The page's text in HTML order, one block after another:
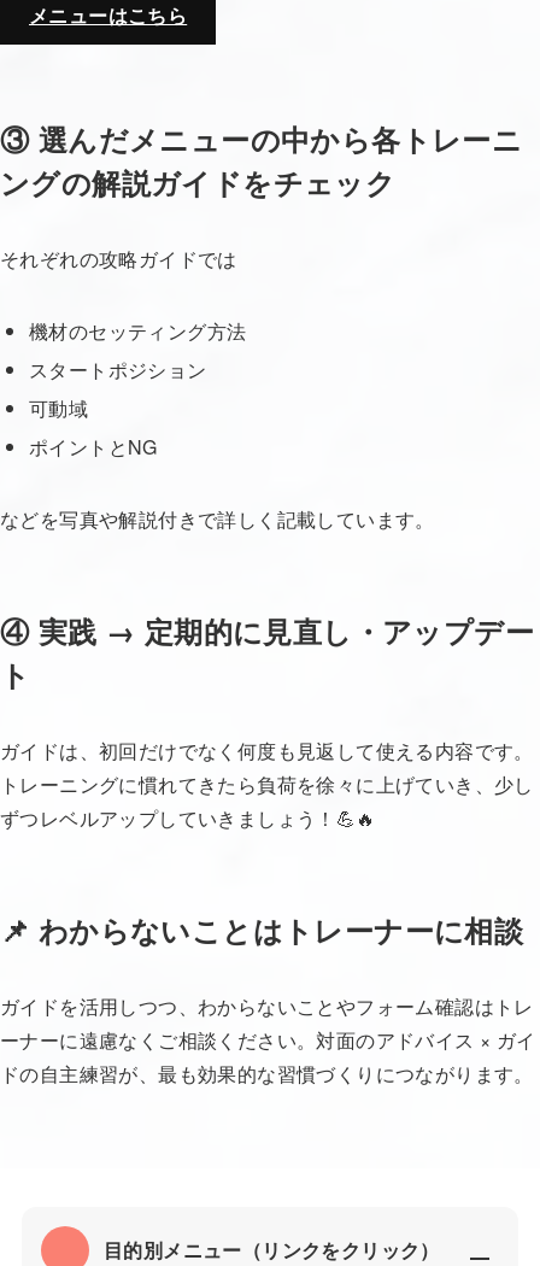
メニューはこちら
③ 選んだメニューの中から各トレーニ
ングの解説ガイドをチェック
それぞれの攻略ガイドでは
機材のセッティング方法
スタートポジション
可動域
ポイントとNG
などを写真や解説付きで詳しく記載しています。
④ 実践 → 定期的に見直し・アップデー
ト
ガイドは、初回だけでなく何度も見返して使える内容です。
トレーニングに慣れてきたら負荷を徐々に上げていき、少し
ずつレベルアップしていきましょう！💪🔥
📌 わからないことはトレーナーに相談
ガイドを活用しつつ、わからないことやフォーム確認はトレ
ーナーに遠慮なくご相談ください。対面のアドバイス × ガイ
ドの自主練習が、最も効果的な習慣づくりにつながります。
目的別メニュー（リンクをクリック）